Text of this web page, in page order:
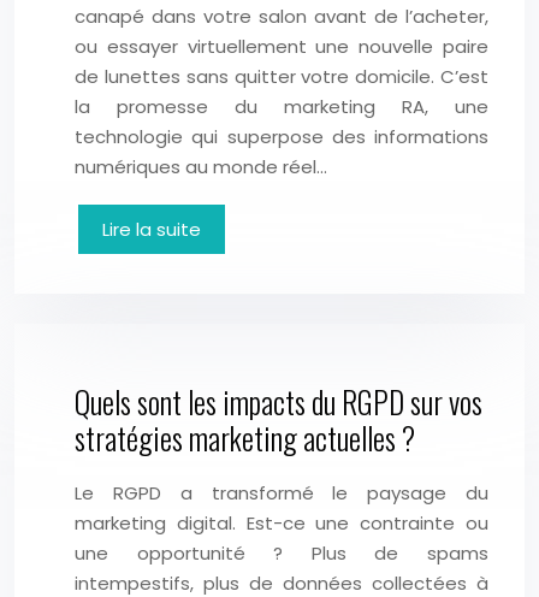
canapé dans votre salon avant de l’acheter,
ou essayer virtuellement une nouvelle paire
de lunettes sans quitter votre domicile. C’est
la promesse du marketing RA, une
technologie qui superpose des informations
numériques au monde réel…
Lire la suite
Quels sont les impacts du RGPD sur vos
stratégies marketing actuelles ?
Le RGPD a transformé le paysage du
marketing digital. Est-ce une contrainte ou
une opportunité ? Plus de spams
intempestifs, plus de données collectées à